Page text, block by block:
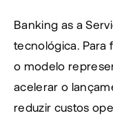
Banking as a
tecnológica. Para
o modelo
acelerar o
reduzir custos